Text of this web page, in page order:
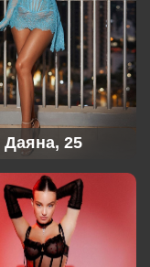
Даяна, 25